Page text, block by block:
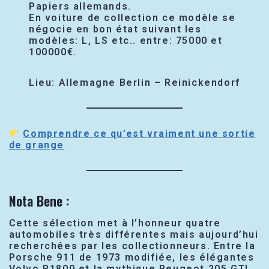
Papiers allemands.
En voiture de collection ce modèle se
négocie en bon état suivant les
modèles: L, LS etc.. entre: 75000 et
100000€.
Lieu: Allemagne Berlin – Reinickendorf
Comprendre ce qu’est vraiment une sortie
de grange
Nota Bene :
Cette sélection met à l’honneur quatre
automobiles très différentes mais aujourd’hui
recherchées par les collectionneurs. Entre la
Porsche 911 de 1973 modifiée, les élégantes